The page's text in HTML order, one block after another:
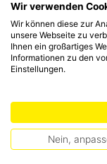
©
Wir verwenden
Wir können diese zur
unsere Webseite zu
Ihnen ein großartiges
Informationen zu den
Einstellungen.
Nein,